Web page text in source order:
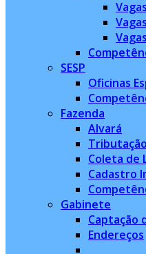
SESP
Oficinas
Fazenda
Alvará
Tributação
Coleta de
Cadastro
Gabinete
Captação
Endereços